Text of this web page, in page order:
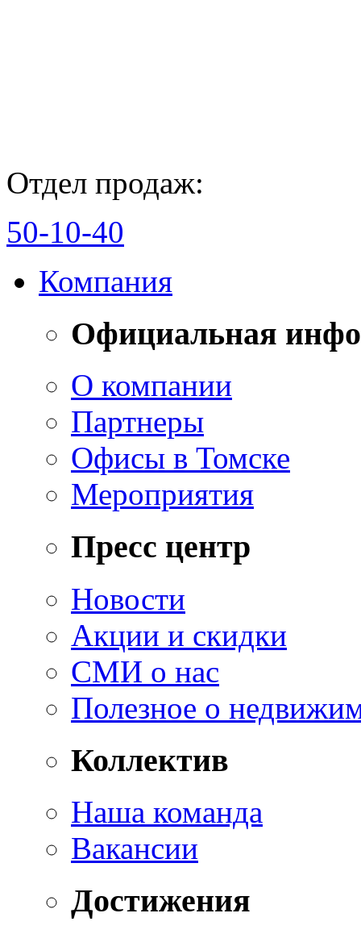
Отдел продаж:
50-10-40
Компания
Официальная
О компании
Партнеры
Офисы в Томске
Мероприятия
Пресс центр
Новости
Акции и скидки
СМИ о нас
Полезное о
Коллектив
Наша команда
Вакансии
Достижения